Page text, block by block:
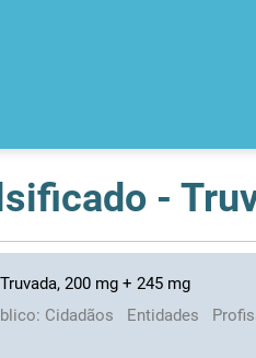
-
200 mg + 245 mg
Cidadãos Entidades